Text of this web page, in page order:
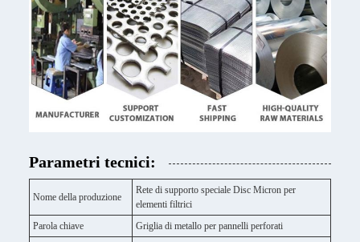
Parametri tecnici:
Nome della produzione
Rete di supporto speciale Disc Micron per
elementi filtrici
Parola chiave
Griglia di metallo per pannelli perforati